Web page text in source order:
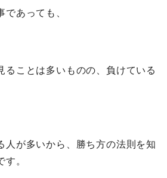
あっても、
ることは多いものの、負けている
人が多いから、勝ち方の法則を知
す。